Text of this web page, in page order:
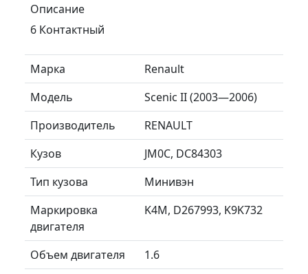
Описание
6 Контактный
Марка
Renault
Модель
Scenic II (2003—2006)
Производитель
RENAULT
Кузов
JM0C, DC84303
Тип кузова
Минивэн
Маркировка
двигателя
K4M, D267993, K9K732
Объем двигателя
1.6